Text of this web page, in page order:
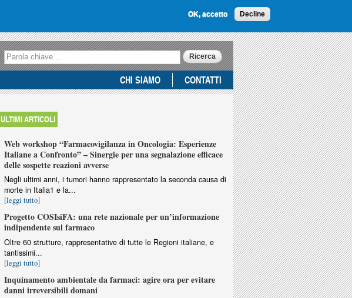
OK, accetto Decline
Form di ricerca
Ricerca
CHI SIAMO CONTATTI
ULTIMI ARTICOLI
Web workshop “Farmacovigilanza in Oncologia: Esperienze
Italiane a Confronto” – Sinergie per una segnalazione efficace
delle sospette reazioni avverse
Negli ultimi anni, i tumori hanno rappresentato la seconda causa di
morte in Italia1 e la...
[leggi tutto]
Progetto COSIsiFA: una rete nazionale per un’informazione
indipendente sul farmaco
Oltre 60 strutture, rappresentative di tutte le Regioni italiane, e
tantissimi...
[leggi tutto]
Inquinamento ambientale da farmaci: agire ora per evitare
danni irreversibili domani